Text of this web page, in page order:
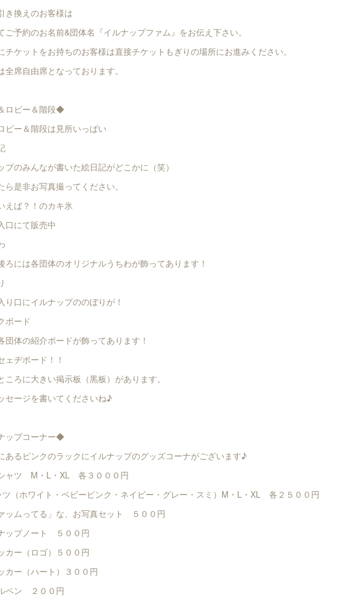
き換えのお客様は
ご予約のお名前&団体名『イルナップファム』をお伝え下さい。
ケットをお持ちのお客様は直接チケットもぎりの場所にお進みください。
席自由席となっております。
ロビー＆階段◆
ビー＆階段は見所いっぱい
プのみんなが書いた絵日記がどこかに（笑）
ら是非お写真撮ってください。
えば？！のカキ氷
口にて販売中
ろには各団体のオリジナルうちわが飾ってあります！
り口にイルナップののぼりが！
ボード
団体の紹介ボードが飾ってあります！
ヂボード！！
ころに大きい掲示板（黒板）があります。
セージを書いてくださいね♪
ップコーナー◆
あるピンクのラックにイルナップのグッズコーナがございます♪
ャツ M・L・XL 各３０００円
ツ（ホワイト・ベビーピンク・ネイビー・グレー・スミ）M・L・XL 各２５００円
ッムってる」な、お写真セット ５００円
ップノート ５００円
カー（ロゴ）５００円
カー（ハート）３００円
ペン ２００円